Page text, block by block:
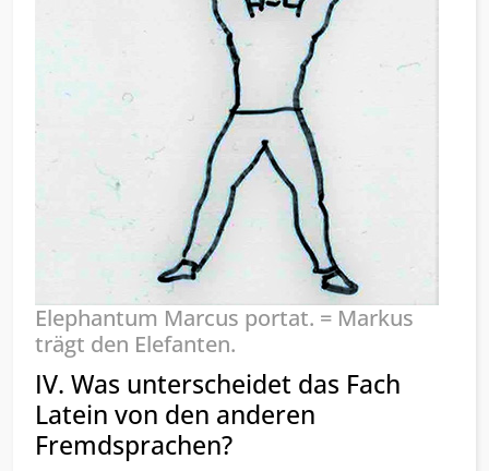
Elephantum Marcus portat. = Markus
trägt den Elefanten.
IV. Was unterscheidet das Fach
Latein von den anderen
Fremdsprachen?